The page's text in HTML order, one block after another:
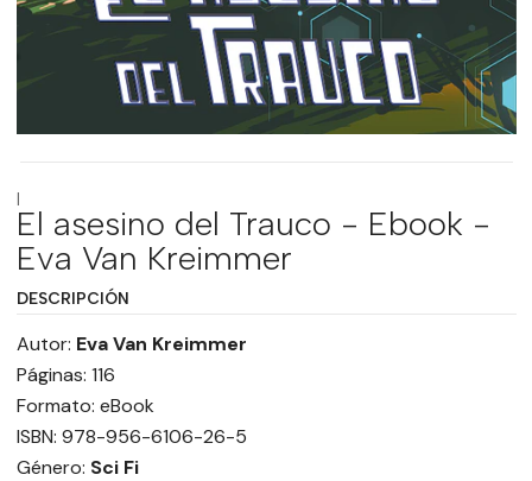
|
El asesino del Trauco - Ebook -
Eva Van Kreimmer
DESCRIPCIÓN
Autor: Eva Van Kreimmer
Páginas: 116
Formato: eBook
ISBN: 978-956-6106-26-5
Género: Sci Fi